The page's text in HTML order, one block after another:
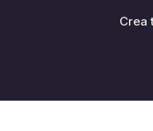
Crea